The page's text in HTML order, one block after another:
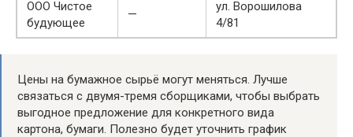
ООО Чистое
будующее
—
ул. Ворошилова
4/81
Цены на бумажное сырьё могут меняться. Лучше
связаться с двумя-тремя сборщиками, чтобы выбрать
выгодное предложение для конкретного вида
картона, бумаги. Полезно будет уточнить график